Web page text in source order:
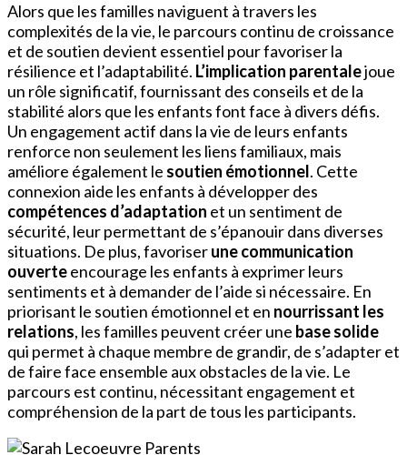
Alors que les familles naviguent à travers les
complexités de la vie, le parcours continu de croissance
et de soutien devient essentiel pour favoriser la
résilience et l’adaptabilité. L’implication parentalejoue
un rôle significatif, fournissant des conseils et de la
stabilité alors que les enfants font face à divers défis.
Un engagement actif dans la vie de leurs enfants
renforce non seulement les liens familiaux, mais
améliore également le soutien émotionnel. Cette
connexion aide les enfants à développer des
compétences d’adaptation et un sentiment de
sécurité, leur permettant de s’épanouir dans diverses
situations. De plus, favoriserune communication
ouverteencourage les enfants à exprimer leurs
sentiments et à demander de l’aide si nécessaire. En
priorisant le soutien émotionnel et en nourrissant les
relations, les familles peuvent créer une base solide
qui permet à chaque membre de grandir, de s’adapter et
de faire face ensemble aux obstacles de la vie. Le
parcours est continu, nécessitant engagement et
compréhension de la part de tous les participants.